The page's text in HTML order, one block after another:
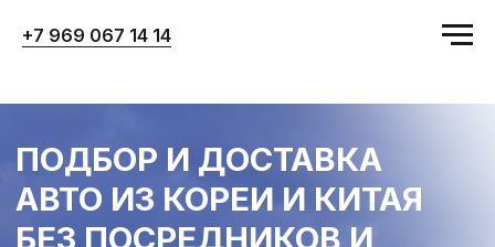
+7 969 067 14 14
Надёжность и защита сделки
АВТО ИЗ КОРЕИ И КИТАЯ
БЕЗ ПОСРЕДНИКОВ И
ПЕРЕПЛАТ